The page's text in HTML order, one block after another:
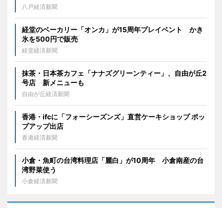
八戸経済新聞
経堂のベーカリー「オンカ」が15周年プレイベント かき
氷を500円で販売
経堂経済新聞
抹茶・日本茶カフェ「ナナズグリーンティー」、自由が丘2
号店 新メニューも
自由が丘経済新聞
香港・ifcに「フォーシーズンズ」直営ケーキショップ ポッ
プアップ出店
香港経済新聞
小倉・魚町の台湾料理店「麗白」が10周年 小倉南産の台
湾野菜使う
小倉経済新聞